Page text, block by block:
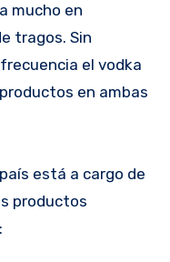
mucho en
tragos. Sin
el vodka
en ambas
está a cargo de
productos